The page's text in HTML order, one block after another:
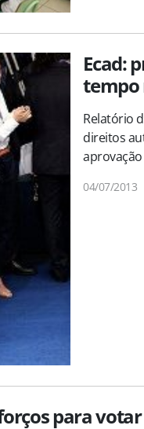
Ecad:
tempo
Relatório
direitos
04/07/2013
para